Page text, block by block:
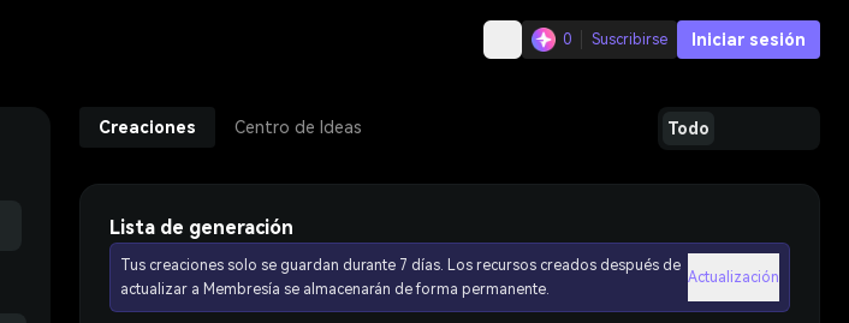
0 Suscribirse Iniciar sesión
Creaciones Centro de Ideas Todo
Lista de generación
Tus creaciones solo se guardan durante 7 días. Los recursos creados después de
actualizar a Membresía se almacenarán de forma permanente.
Actualización